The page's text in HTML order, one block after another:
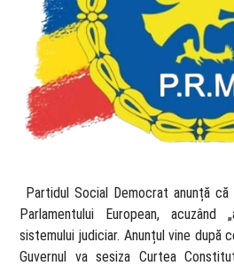
Partidul Social Democrat anunță
Parlamentului European, acuzând
sistemului judiciar. Anunțul vine după
Guvernul va sesiza Curtea